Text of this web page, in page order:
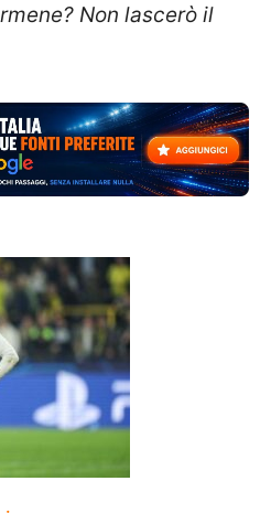
Non lascerò il